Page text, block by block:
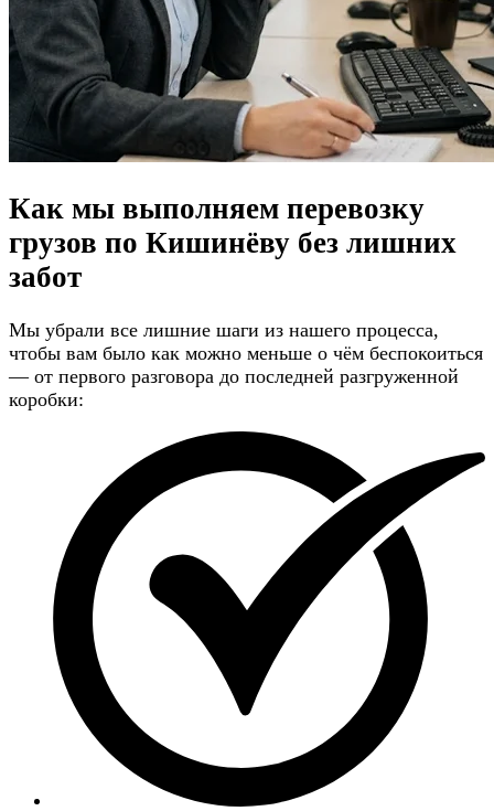
Как мы выполняем перевозку
грузов по Кишинёву без лишних
забот
Мы убрали все лишние шаги из нашего процесса,
чтобы вам было как можно меньше о чём беспокоиться
— от первого разговора до последней разгруженной
коробки: